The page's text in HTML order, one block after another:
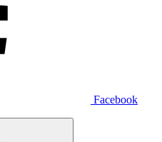
Facebook